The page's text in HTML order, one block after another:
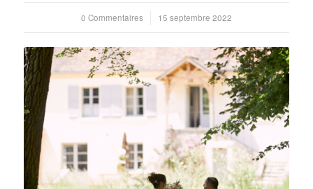
0 Commentaires
/ 15 septembre 2022